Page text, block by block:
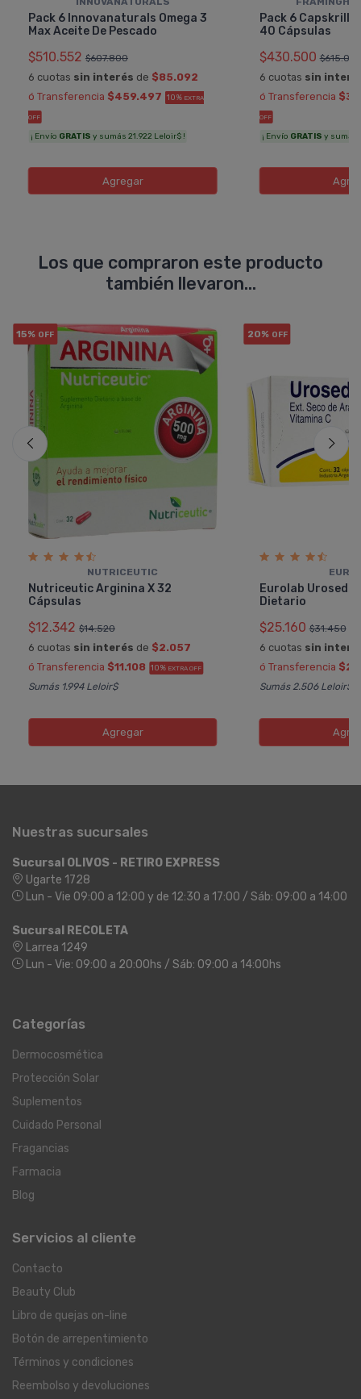
Pack 6 Innovanaturals Omega 3
Max Aceite De Pescado
$510.552 $607.800
6 cuotas sin interés de $85.092
ó Transferencia $459.497 10% EXTRA
OFF
¡ Envío GRATIS y sumás 21.922 Leloir$ !
Agregar
Pack 6 Capskrill
40 Cápsulas
$430.500
6 cuotas sin
ó Transferencia
OFF
¡ Envío GRATIS y sumás
Los que compraron este producto
también llevaron...
15% OFF
NUTRICEUTIC
Nutriceutic Arginina X 32
Cápsulas
$12.342 $14.520
6 cuotas sin interés de $2.057
ó Transferencia $11.108 10% EXTRA OFF
Sumás 1.994 Leloir$
Agregar
20% OFF
Eurolab
Dietario
$25.160 $31.450
6 cuotas sin
ó Transferencia
Sumás 2.506 Leloir$
Nuestras sucursales
Sucursal OLIVOS - RETIRO EXPRESS
Ugarte 1728
Lun - Vie 09:00 a 12:00 y de 12:30 a 17:00 / Sáb: 09:00 a 14:00
Sucursal RECOLETA
Larrea 1249
Lun - Vie: 09:00 a 20:00hs / Sáb: 09:00 a 14:00hs
Categorías
Dermocosmética
Protección Solar
Suplementos
Cuidado Personal
Fragancias
Farmacia
Blog
Servicios al cliente
Contacto
Beauty Club
Libro de quejas on-line
Botón de arrepentimiento
Términos y condiciones
Reembolso y devoluciones